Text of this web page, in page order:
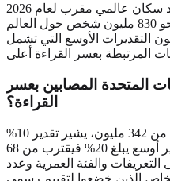
باستخدام تقدير شائع يبلغ 10% وعدد سكان عالمي مقرب لعام 2026
يبلغ نحو 8.3 مليار، قد يكون نحو 830 مليون شخص حول العالم
التقديرات الأوسع التي تشمل
المتحدة المصابين بعسر
القراءة؟
باستخدام عدد سكان أمريكي قريب من 342 مليون، يشير تقدير 10%
إلى نحو 34 مليون شخص. أما تقدير أوسع يبلغ 20% فيقترب من 68
والفئة العمرية وعدد